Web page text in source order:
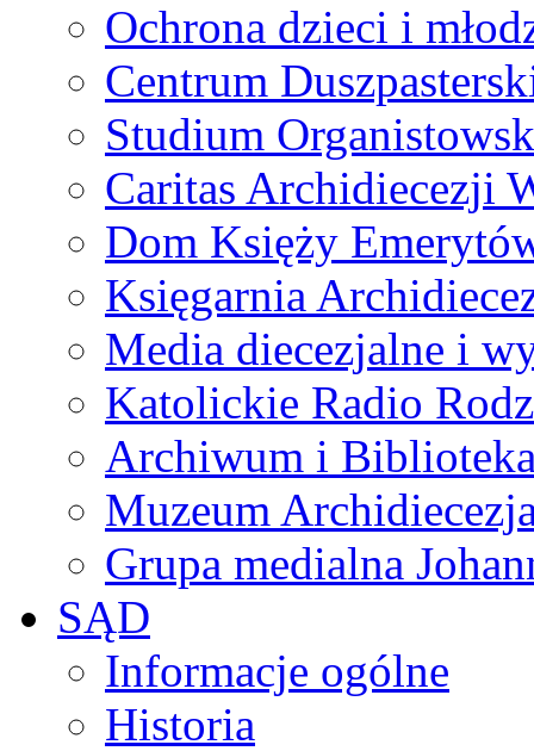
Ochrona dzieci i
Centrum
Studium
Caritas Archidiecezji
Dom Księży
Księgarnia
Media diecezjalne i
Katolickie Radio
Archiwum i
Muzeum
Grupa medialna
SĄD
Informacje ogólne
Historia